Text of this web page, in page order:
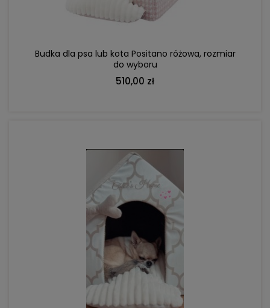
Budka dla psa lub kota Positano różowa, rozmiar
do wyboru
510,00 zł
DO KOSZYKA